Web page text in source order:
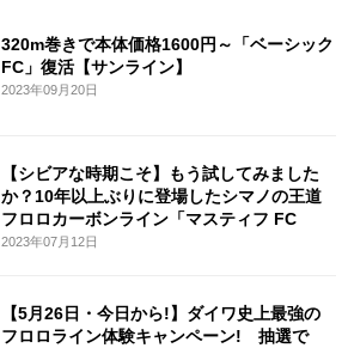
320m巻きで本体価格1600円～「ベーシック
FC」復活【サンライン】
2023年09月20日
【シビアな時期こそ】もう試してみました
か？10年以上ぶりに登場したシマノの王道
フロロカーボンライン「マスティフ FC
2023年07月12日
【5月26日・今日から!】ダイワ史上最強の
フロロライン体験キャンペーン! 抽選で